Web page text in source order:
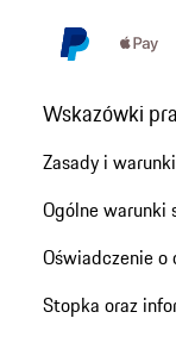
Wskazówki
Zasady i warunki
Ogólne warunki
Oświadczenie o
Stopka oraz